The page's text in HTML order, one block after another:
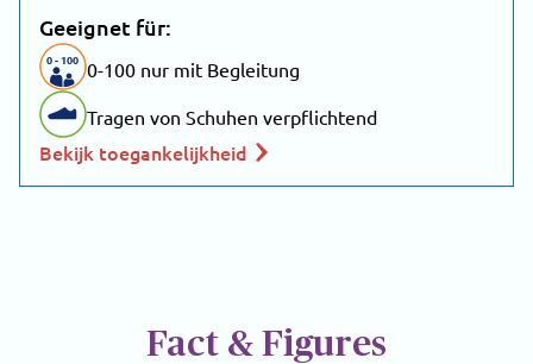
Geeignet für:
0-100 0-100 nur mit Begleitung
Tragen von Schuhen verpflichtend
Bekijk toegankelijkheid
Fact & Figures